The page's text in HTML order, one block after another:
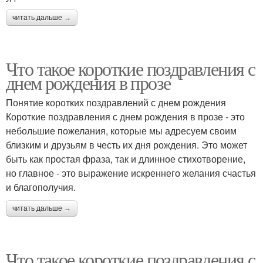
читать дальше →
Что такое короткие поздравления с
днем рождения в прозе
Понятие коротких поздравлений с днем рождения
Короткие поздравления с днем рождения в прозе - это
небольшие пожелания, которые мы адресуем своим
близким и друзьям в честь их дня рождения. Это может
быть как простая фраза, так и длинное стихотворение,
но главное - это выражение искреннего желания счастья
и благополучия.
читать дальше →